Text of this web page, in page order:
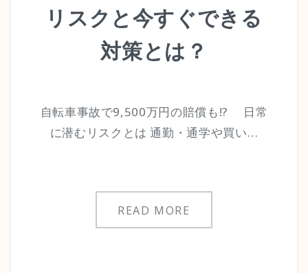
リスクと今すぐできる
対策とは？
自転車事故で9,500万円の賠償も!? 日常
に潜むリスクとは 通勤・通学や買い…
READ MORE